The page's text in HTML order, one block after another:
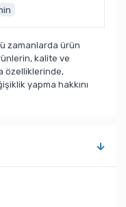
zamanlarda ürün
kalite ve
özelliklerinde,
yapma hakkını